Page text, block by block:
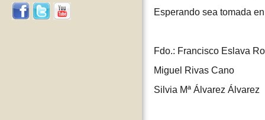
Esperando sea tomada
Fdo.: Francisco Eslava
Miguel Rivas Cano
Silvia Mª Álvarez Álvarez